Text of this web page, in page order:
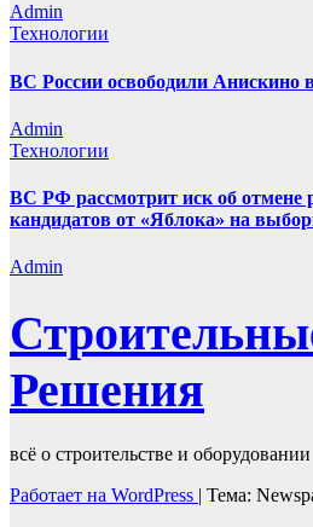
Admin
Технологии
ВС России освободили Анискино
Admin
Технологии
ВС РФ рассмотрит иск об отмене
кандидатов от «Яблока» на
Admin
Решения
всё о строительстве и оборудовании
Работает на WordPress | Тема: